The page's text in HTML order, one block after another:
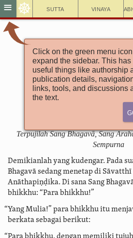
Sutta Vinaya
≡ ☸
Click on the green menu
expand the sidebar. This has
useful things like authorship
publication details,
links, tools, and discussions
the text.
Aṅguttara
Buku Kelompok
Lima Puluh
Buku i.
7.1.
Terpujilah Sang Bhagavā, Sang
Sempurna
Demikianlah yang kudengar. Pada
Bhagavā sedang menetap di
Anāthapiṇḍika. Di sana Sang
bhikkhu: “Para bhikkhu!”
“Yang Mulia!” para bhikkhu itu
berkata sebagai berikut:
“Para bhikkhu, dengan memiliki